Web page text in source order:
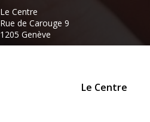
Le Centre
Rue de Carouge 9
1205 Genève
Le Centre